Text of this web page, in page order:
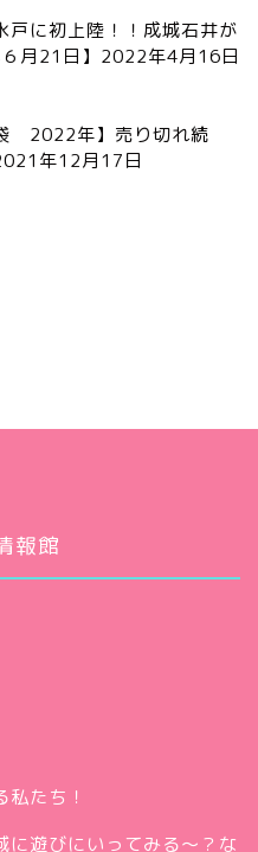
戸に初上陸！！成城石井が
月21日】 2022年4月16日
2022年】売り切れ続
年12月17日
報館
たち！
に遊びにいってみる～？な